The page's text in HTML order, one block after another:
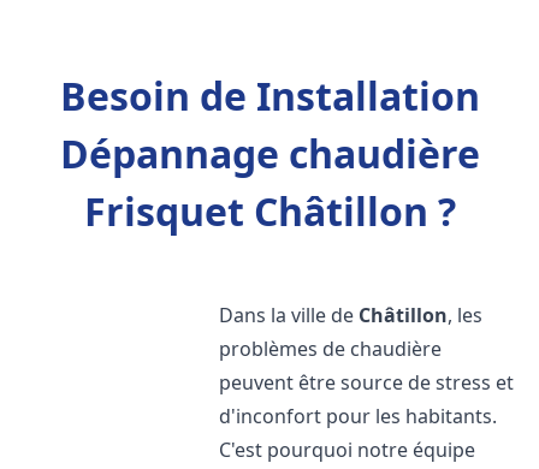
Besoin de Installation
Dépannage chaudière
Frisquet Châtillon ?
Dans la ville de Châtillon, les
problèmes de chaudière
peuvent être source de stress et
d'inconfort pour les habitants.
C'est pourquoi notre équipe